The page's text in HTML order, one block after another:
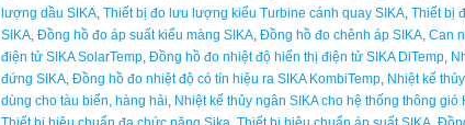
lượng dầu SIKA, Thiết bị đo lưu lượng kiểu Turbine cánh quay SIKA, Thiết bị
SIKA, Đồng hồ đo áp suất kiểu màng SIKA, Đồng hồ đo chênh áp SIKA, Can
điện tử SIKA SolarTemp, Đồng hồ đo nhiệt độ hiển thị điện tử SIKA DiTemp,
đứng SIKA, Đồng hồ đo nhiệt độ có tín hiệu ra SIKA KombiTemp, Nhiệt kế
dùng cho tàu biển, hàng hải, Nhiệt kế thủy ngân SIKA cho hệ thống thông gió